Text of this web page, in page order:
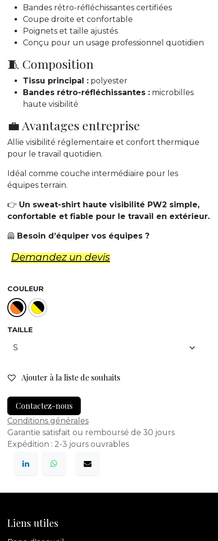
Bandes rétro-réfléchissantes certifiées
Coupe droite et confortable
Poignets et taille ajustés
Conçu pour un usage professionnel quotidien
🧵 Composition
Tissu principal : polyester
Bandes rétro-réfléchissantes : microbilles
haute visibilité
💼 Avantages entreprise
Allie visibilité réglementaire et confort thermique
pour le travail quotidien.
Idéal comme couche intermédiaire pour les
équipes terrain.
👉 Un sweat-shirt haute visibilité PW2 simple,
confortable et fiable pour le travail en extérieur.
🦺 Besoin d’équiper vos équipes ?
Demandez un d​evis
COULEUR
TAILLE
Ajouter à la liste de souhaits
Contactez-nous
Conditions générales
Garantie satisfait ou remboursé de 30 jours
Expédition : 2-3 jours ouvrables
Liens utiles